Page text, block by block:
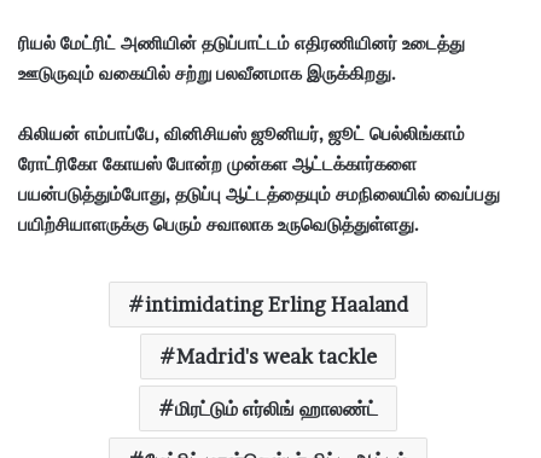
ரியல் மேட்ரிட் அணியின் தடுப்பாட்டம் எதிரணியினர் உடைத்து
ஊடுருவும் வகையில் சற்று பலவீனமாக இருக்கிறது.
கிலியன் எம்பாப்பே, வினிசியஸ் ஜூனியர், ஜூட் பெல்லிங்காம்
ரோட்ரிகோ கோயஸ் போன்ற முன்கள ஆட்டக்கார்களை
பயன்படுத்தும்போது, தடுப்பு ஆட்டத்தையும் சமநிலையில் வைப்பது
பயிற்சியாளருக்கு பெரும் சவாலாக உருவெடுத்துள்ளது.
intimidating Erling Haaland
Madrid's weak tackle
மிரட்டும் எர்லிங் ஹாலண்ட்